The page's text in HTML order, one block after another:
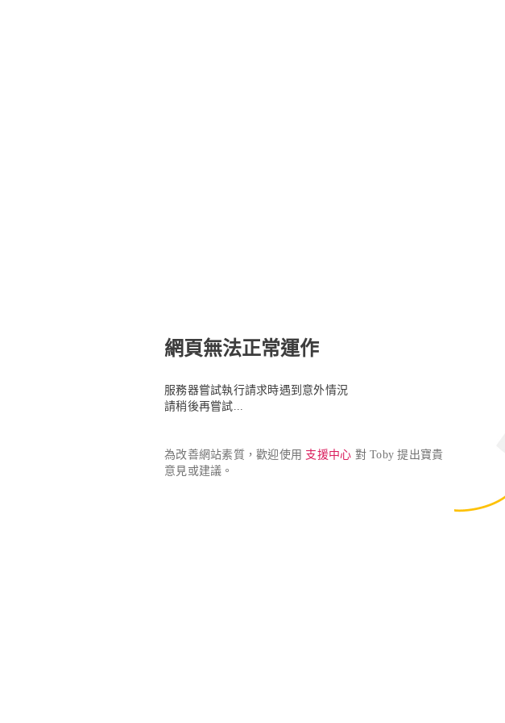
網頁無法正常運作
服務器嘗試執行請求時遇到意外情況
請稍後再嘗試...
為改善網站素質，歡迎使用 支援中心 對 Toby 提出寶貴
意見或建議。